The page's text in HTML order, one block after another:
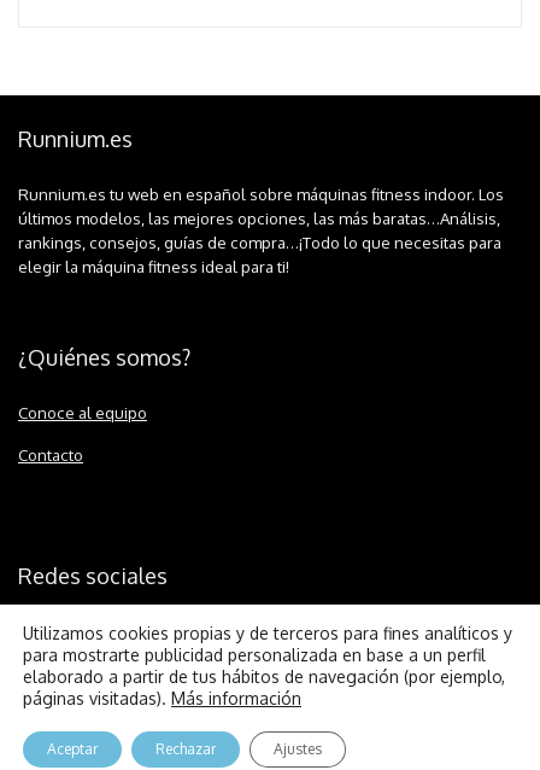
Runnium.es
Runnium.es tu web en español sobre máquinas fitness indoor. Los
últimos modelos, las mejores opciones, las más baratas…Análisis,
rankings, consejos, guías de compra…¡Todo lo que necesitas para
elegir la máquina fitness ideal para ti!
¿Quiénes somos?
Conoce al equipo
Contacto
Redes sociales
© 2026 Runnium.es | Política de cookies|Aviso legal
privacidad
Utilizamos cookies propias y de terceros para fines analíticos y
para mostrarte publicidad personalizada en base a un perfil
elaborado a partir de tus hábitos de navegación (por ejemplo,
páginas visitadas). Más información
Aceptar Rechazar Ajustes